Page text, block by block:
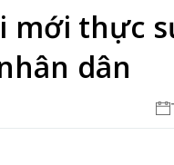
mới thực
dân